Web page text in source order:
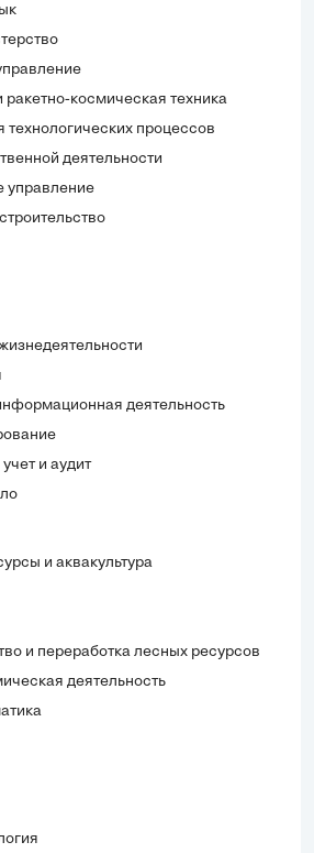
космическая техника
технологических процессов
деятельности
управление
деятельность
и аудит
и аквакультура
и переработка лесных ресурсов
деятельность